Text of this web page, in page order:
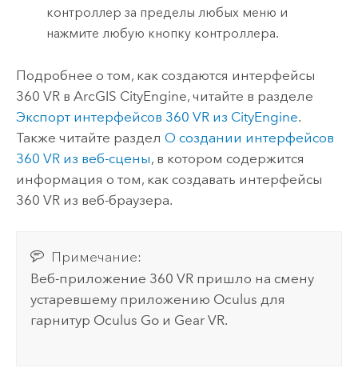
контроллер за пределы любых меню и
нажмите любую кнопку контроллера.
Подробнее о том, как создаются интерфейсы
360 VR в ArcGIS CityEngine, читайте в разделе
Экспорт интерфейсов 360 VR из CityEngine.
Также читайте раздел О создании интерфейсов
360 VR из веб-сцены, в котором содержится
информация о том, как создавать интерфейсы
360 VR из веб-браузера.
Примечание:
Веб-приложение 360 VR пришло на смену
устаревшему приложению Oculus для
гарнитур Oculus Go и Gear VR.